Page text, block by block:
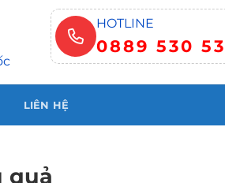
HOTLINE
0889 530
LIÊN HỆ
quả